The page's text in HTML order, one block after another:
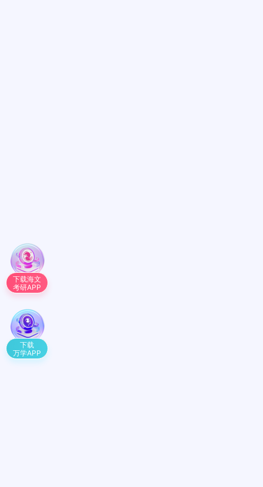
下载海文
考研APP
下载
万学APP